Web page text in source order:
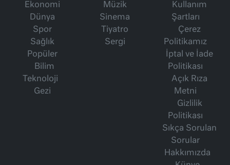
Ekonomi
Dünya
Spor
Sağlık
Popüler
Bilim
Teknoloji
Gezi
Müzik
Sinema
Tiyatro
Sergi
Kullanım
Şartları
Çerez
Politikamız
İptal ve İade
Politikası
Açık Rıza
Metni
Gizlilik
Politikası
Sıkça Sorulan
Sorular
Hakkımızda